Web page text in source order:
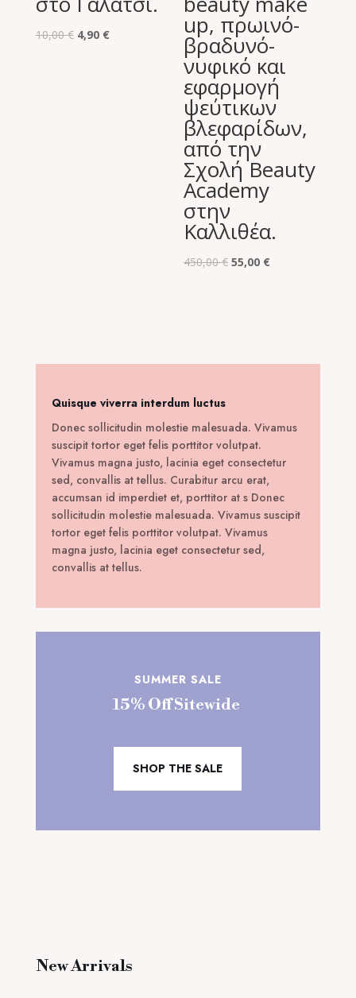
10,00€ Original
4,90 €Η
up, πρωινό-
βραδυνό-
νυφικό και
εφαρμογή
ψεύτικων
βλεφαρίδων,
από την
Σχολή Beauty
Academy
στην
Καλλιθέα.
450,00€ Original
55,00 €
Quisque viverra interdum luctus
Donec sollicitudin molestie malesuada. Vivamus
suscipit tortor eget felis porttitor volutpat.
Vivamus magna justo, lacinia eget consectetur
sed, convallis at tellus. Curabitur arcu erat,
accumsan id imperdiet et, porttitor at s Donec
sollicitudin molestie malesuada. Vivamus suscipit
tortor eget felis porttitor volutpat. Vivamus
magna justo, lacinia eget consectetur sed,
convallis at tellus.
SUMMER SALE
15% Off Sitewide
SHOP THE SALE
New Arrivals